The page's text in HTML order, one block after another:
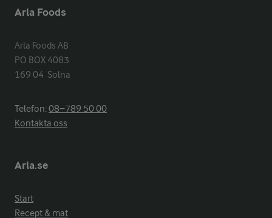
Arla Foods
Arla Foods AB
PO BOX 4083
169 04  Solna
Telefon:08−789 50 00
Kontakta oss
Arla.se
Start
Recept & mat